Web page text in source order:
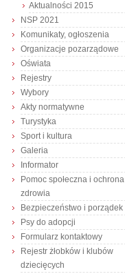
Aktualności 2015
NSP 2021
Komunikaty, ogłoszenia
Organizacje pozarządowe
Oświata
Rejestry
Wybory
Akty normatywne
Turystyka
Sport i kultura
Galeria
Informator
Pomoc społeczna i ochrona
zdrowia
Bezpieczeństwo i porządek
Psy do adopcji
Formularz kontaktowy
Rejestr żłobków i klubów
dziecięcych